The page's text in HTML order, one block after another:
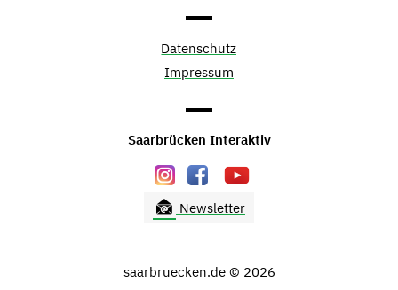
Datenschutz
Impressum
Saarbrücken Interaktiv
Newsletter
saarbruecken.de © 2026